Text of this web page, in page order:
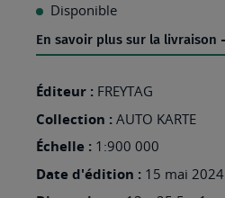
Disponible
En savoir plus sur la livraison
Éditeur : FREYTAG
Collection : AUTO KARTE
Échelle : 1:900 000
Date d'édition : 15 mai 2024